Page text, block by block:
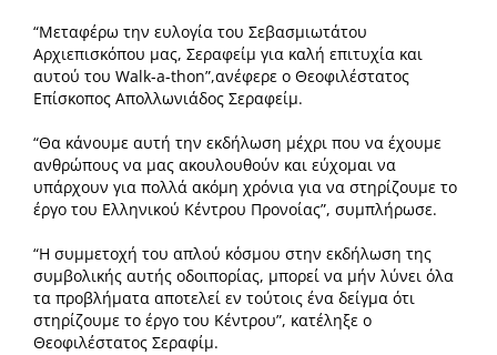
“Μεταφέρω την ευλογία του Σεβασμιωτάτου
Αρχιεπισκόπου μας, Σεραφείμ για καλή επιτυχία και
αυτού του Walk-a-thon”,ανέφερε ο Θεοφιλέστατος
Επίσκοπος Απολλωνιάδος Σεραφείμ.
“Θα κάνουμε αυτή την εκδήλωση μέχρι που να έχουμε
ανθρώπους να μας ακουλουθούν και εύχομαι να
υπάρχουν για πολλά ακόμη χρόνια για να στηρίζουμε το
έργο του Ελληνικού Κέντρου Προνοίας”, συμπλήρωσε.
“Η συμμετοχή του απλού κόσμου στην εκδήλωση της
συμβολικής αυτής οδοιπορίας, μπορεί να μήν λύνει όλα
τα προβλήματα αποτελεί εν τούτοις ένα δείγμα ότι
στηρίζουμε το έργο του Κέντρου”, κατέληξε ο
Θεοφιλέστατος Σεραφίμ.